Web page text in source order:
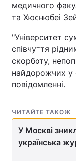
медичного
та Хюснюбеі
"Університет
співчуття
скорботу,
найдорожчих у
повідомленні.
ЧИТАЙТЕ ТАКОЖ
У Москві
українська